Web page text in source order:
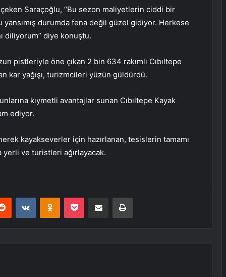
Saraçoğlu, “Bu sezon maliyetlerin ciddi bir
durumda fena değil güzel gidiyor. Herkese
diliyorum” diye konuştu.
pistleriyle öne çıkan 2 bin 634 rakımlı Cıbıltepe
kar yağışı, turizmcileri yüzün güldürdü.
kıymetli avantajlar sunan Cıbıltepe Kayak
ediyor.
kayakseverler için hazırlanan, tesislerin tamamı
yerli ve turistleri ağırlayacak.
Reddit VKontakteOdnoklassniki
Pocket E-Posta ile paylaş Yazdır